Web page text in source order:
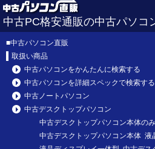
中古PC格安通販の中古パソコ
■中古パソコン直販
取扱い商品
中古パソコンをかんたんに検索する
中古パソコンを詳細スペックで検索する
中古ノートパソコン
中古デスクトップパソコン
中古デスクトップパソコン本体のみ
中古デスクトップパソコン本体 液